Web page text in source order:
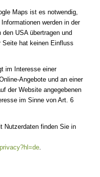
Maps ist es notwendig,
werden in der
USA übertragen und
Seite hat keinen Einfluss
im Interesse einer
Angebote und an einer
der Website angegebenen
im Sinne von Art. 6
Nutzerdaten finden Sie in
.